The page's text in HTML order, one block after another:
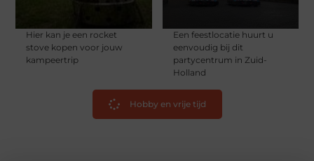
Hier kan je een rocket
stove kopen voor jouw
kampeertrip
Een feestlocatie huurt u
eenvoudig bij dit
partycentrum in Zuid-
Holland
Hobby en vrije tijd